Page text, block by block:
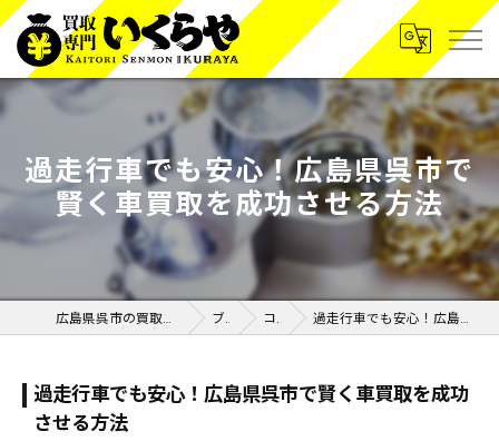
過走行車でも安心！広島県呉市で
賢く車買取を成功させる方法
広島県呉市の買取なら買取専門いくらや呉広店 ブログ コラム 過走行車でも安心！広島県呉市で賢く車買取を成功させる方法
過走行車でも安心！広島県呉市で賢く車買取を成功
させる方法